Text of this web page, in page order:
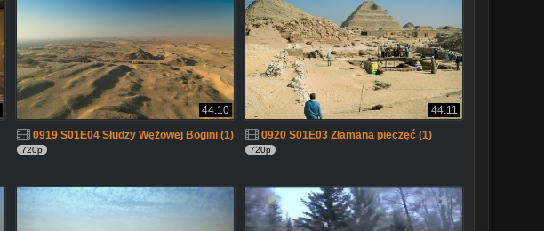
44:10
0919 S01E04 Słudzy Wężowej Bogini (1)
720p
44:11
0920 S01E03 Złamana pieczęć (1)
720p